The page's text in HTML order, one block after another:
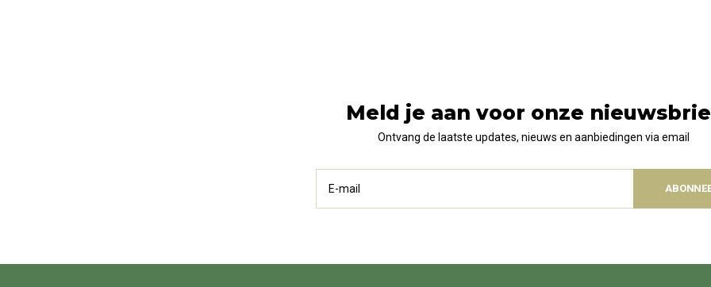
Meld je aan voor onze
Ontvang de laatste updates, nieuws en aanbiedingen via email